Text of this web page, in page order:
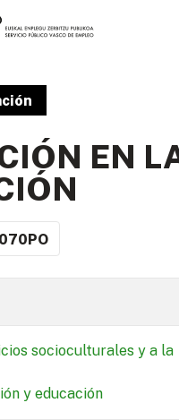
EN
socioculturales y a la
y educación